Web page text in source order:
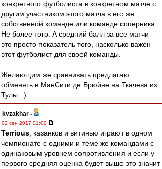
конкретного футболиста в конкретном матче с
другим участником этого матча в его же
собственной команде или команде соперника.
Не более того. А средний балл за все матчи -
это просто показатель того, насколько важен
этот футболист для своей команды.
Желающим же сравнивать предлагаю
обменять в МанСити де Брюйне на Ткачева из
Тулы. :)
kvzakhar -
02 сен 2017 01:00
Terrious , казанков и витинью играют в одном
чемпионате с одними и теме же командами с
одинаковым уровнем сопротивления и если у
первого средняя оценка будет выше это значит